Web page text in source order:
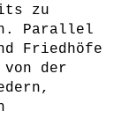
zu
Parallel
Friedhöfe
von der